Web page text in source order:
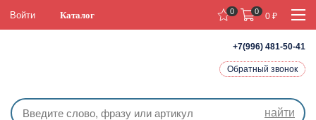
+7(996) 481-50-41
Обратный звонок
Войти Каталог
найти
0 0
0 ₽